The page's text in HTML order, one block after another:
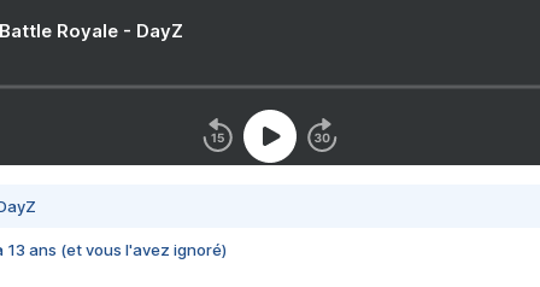
Royale - DayZ
13 ans (et vous l'avez ignoré)